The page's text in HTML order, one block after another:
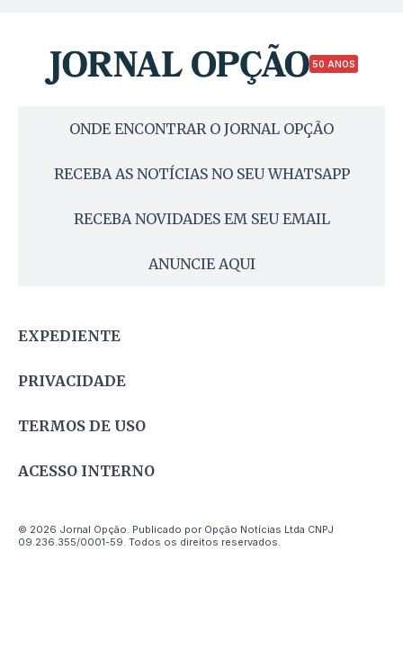
50 ANOS
ONDE ENCONTRAR O JORNAL OPÇÃO
RECEBA AS NOTÍCIAS NO SEU WHATSAPP
RECEBA NOVIDADES EM SEU EMAIL
ANUNCIE AQUI
EXPEDIENTE
PRIVACIDADE
TERMOS DE USO
ACESSO INTERNO
© 2026 Jornal Opção. Publicado por Opção Notícias Ltda CNPJ
09.236.355/0001-59. Todos os direitos reservados.